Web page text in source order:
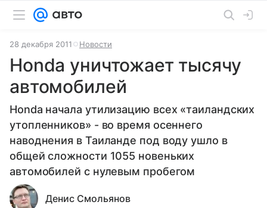
28 декабря 2011 Новости
Honda уничтожает тысячу
автомобилей
Honda начала утилизацию всех «таиландских
утопленников» - во время осеннего
наводнения в Таиланде под воду ушло в
общей сложности 1055 новеньких
автомобилей с нулевым пробегом
Денис Смольянов